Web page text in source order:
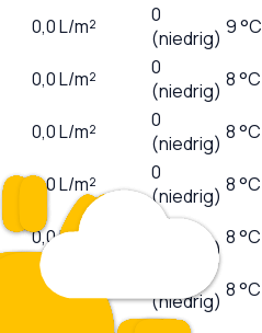
0,0L/m²
0
(niedrig) 9 °C
0,0L/m²
0
(niedrig) 8 °C
0,0L/m²
0
(niedrig) 8 °C
0,0L/m²
0
(niedrig) 8 °C
0,0L/m²
(niedrig) 8 °C
0,0L/m²
(niedrig) 8 °C